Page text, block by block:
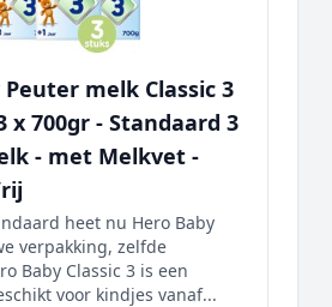
melk Classic 3
x 700gr - Standaard 3
- met Melkvet -
heet nu Hero Baby
verpakking, zelfde
Baby Classic 3 is een
voor kindjes vanaf...